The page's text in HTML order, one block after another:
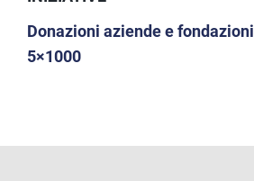
Donazioni aziende e fondazioni
5×1000